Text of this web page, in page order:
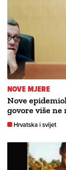
NOVE MJERE
Nove
govore više
Hrvatska i svijet